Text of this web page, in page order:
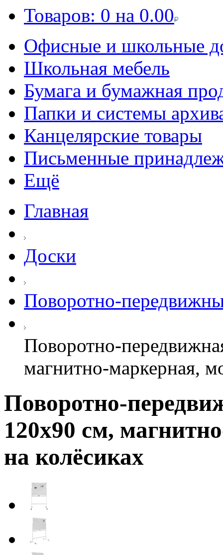
Товаров: 0 на 0.00
Офисные и школьные
Школьная мебель
Бумага и бумажная
Папки и системы
Канцелярские товары
Письменные
Ещё
Главная
Доски
Поворотно-
Поворотно-
магнитно-маркерная,
Поворотно-
120х90 см,
на колёсиках